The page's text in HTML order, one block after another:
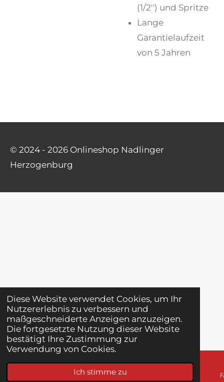
Diese Website verwendet Cookies, um Ihr
Nutzererlebnis zu verbessern und
maßgeschneiderte Anzeigen anzuzeigen.
Die fortgesetzte Nutzung dieser Website
bestätigt Ihre Zustimmung zur
Verwendung von Cookies.
Ich stimme zu
(1/2'') und Spritze
Lange
Garantielaufzeit
von 5 Jahren
© 2024 - 2026 Onlineshop Nadlinger
Herzogenburg
Telefon